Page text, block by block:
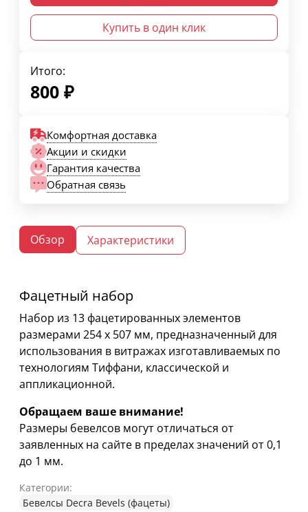
Купить в один клик
Итого:
800 ₽
Комфортная доставка
Акции и скидки
Гарантия качества
Обратная связь
Обзор Характеристики
Фацетный набор
Набор из 13 фацетированных элементов
размерами 254 х 507 мм, предназначенный для
использования в витражах изготавливаемых по
технологиям Тиффани, классической и
аппликационной.
Обращаем ваше внимание!
Размеры бевелсов могут отличаться от
заявленных на сайте в пределах значений от 0,1
до 1 мм.
Категории:
Бевелсы Decra Bevels (фацеты)